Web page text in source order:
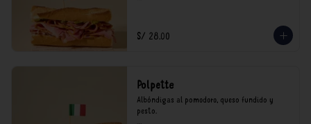
consumo.
S/ 28.00
Polpette
Albóndigas al pomodoro, queso fundido y
pesto.